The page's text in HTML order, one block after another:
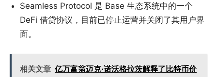
Seamless Protocol 是 Base 生态系统中的一个
DeFi 借贷协议，目前已停止运营并关闭了其用户界
面。
相关文章 亿万富翁迈克·诺沃格拉茨解释了比特币价